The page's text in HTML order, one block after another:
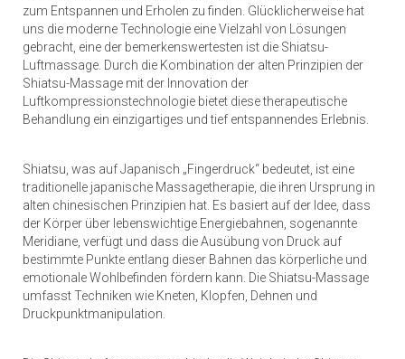
zum Entspannen und Erholen zu finden. Glücklicherweise hat
uns die moderne Technologie eine Vielzahl von Lösungen
gebracht, eine der bemerkenswertesten ist die Shiatsu-
Luftmassage. Durch die Kombination der alten Prinzipien der
Shiatsu-Massage mit der Innovation der
Luftkompressionstechnologie bietet diese therapeutische
Behandlung ein einzigartiges und tief entspannendes Erlebnis.
Shiatsu, was auf Japanisch „Fingerdruck“ bedeutet, ist eine
traditionelle japanische Massagetherapie, die ihren Ursprung in
alten chinesischen Prinzipien hat. Es basiert auf der Idee, dass
der Körper über lebenswichtige Energiebahnen, sogenannte
Meridiane, verfügt und dass die Ausübung von Druck auf
bestimmte Punkte entlang dieser Bahnen das körperliche und
emotionale Wohlbefinden fördern kann. Die Shiatsu-Massage
umfasst Techniken wie Kneten, Klopfen, Dehnen und
Druckpunktmanipulation.